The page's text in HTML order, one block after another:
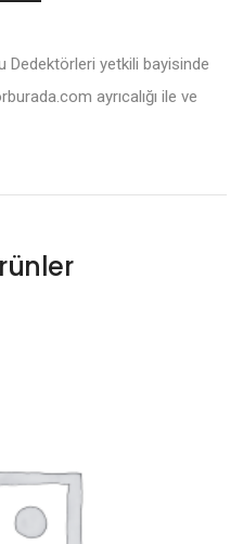
Dedektörleri yetkili bayisinde
ayrıcalığı ile ve